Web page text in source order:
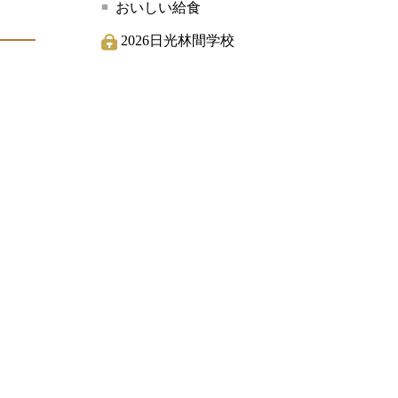
おいしい給食
2026日光林間学校